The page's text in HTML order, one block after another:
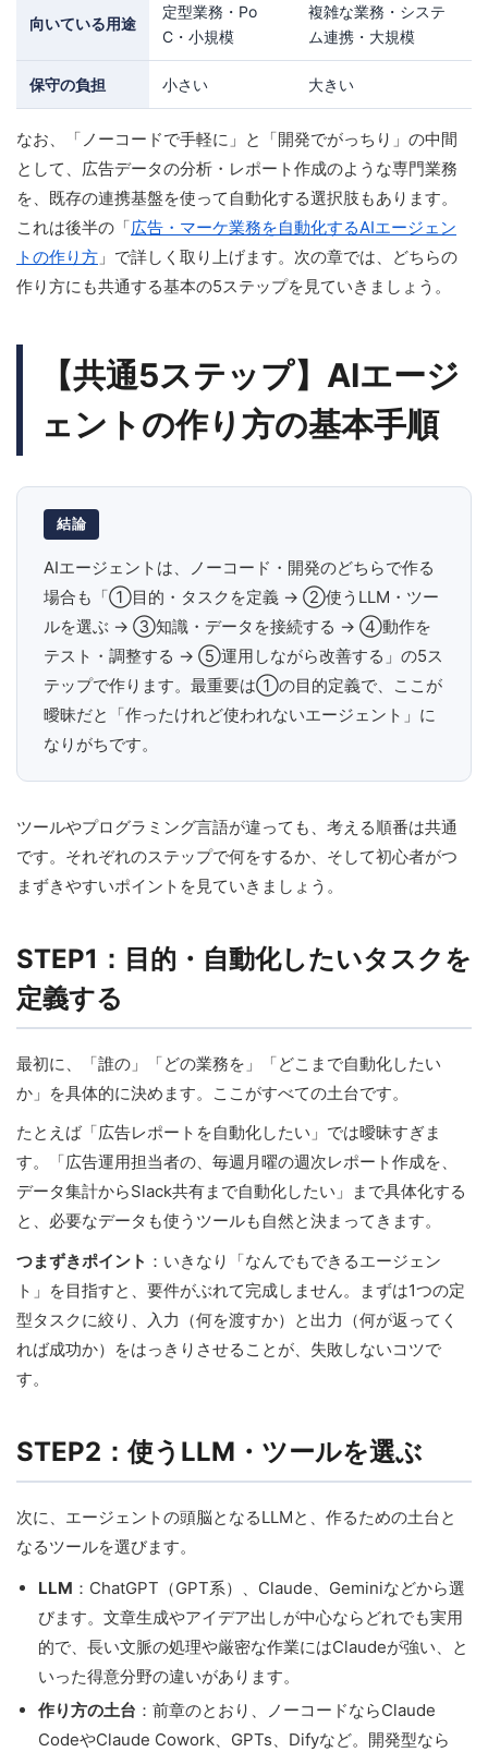
向いている用途
定型業務・Po
C・小規模
複雑な業務・システ
ム連携・大規模
保守の負担 小さい 大きい
なお、「ノーコードで手軽に」と「開発でがっちり」の中間
として、広告データの分析・レポート作成のような専門業務
を、既存の連携基盤を使って自動化する選択肢もあります。
これは後半の「広告・マーケ業務を自動化するAIエージェン
トの作り方 」で詳しく取り上げます。次の章では、どちらの
作り方にも共通する基本の5ステップを見ていきましょう。
【共通5ステップ】AIエージ
ェントの作り方の基本手順
結論
AIエージェントは、ノーコード・開発のどちらで作る
場合も「①目的・タスクを定義 → ②使うLLM・ツー
ルを選ぶ → ③知識・データを接続する → ④動作を
テスト・調整する → ⑤運用しながら改善する」の5ス
テップで作ります。最重要は①の目的定義で、ここが
曖昧だと「作ったけれど使われないエージェント」に
なりがちです。
ツールやプログラミング言語が違っても、考える順番は共通
です。それぞれのステップで何をするか、そして初心者がつ
まずきやすいポイントを見ていきましょう。
STEP1：目的・自動化したいタスクを
定義する
最初に、「誰の」「どの業務を」「どこまで自動化したい
か」を具体的に決めます。ここがすべての土台です。
たとえば「広告レポートを自動化したい」では曖昧すぎま
す。「広告運用担当者の、毎週月曜の週次レポート作成を、
データ集計からSlack共有まで自動化したい」まで具体化する
と、必要なデータも使うツールも自然と決まってきます。
つまずきポイント ：いきなり「なんでもできるエージェン
ト」を目指すと、要件がぶれて完成しません。まずは1つの定
型タスクに絞り、入力（何を渡すか）と出力（何が返ってく
れば成功か）をはっきりさせることが、失敗しないコツで
す。
STEP2：使うLLM・ツールを選ぶ
次に、エージェントの頭脳となるLLMと、作るための土台と
なるツールを選びます。
LLM ：ChatGPT（GPT系）、Claude、Geminiなどから選
びます。文章生成やアイデア出しが中心ならどれでも実用
的で、長い文脈の処理や厳密な作業にはClaudeが強い、と
いった得意分野の違いがあります。
作り方の土台 ：前章のとおり、ノーコードならClaude
CodeやClaude Cowork、GPTs、Difyなど。開発型なら